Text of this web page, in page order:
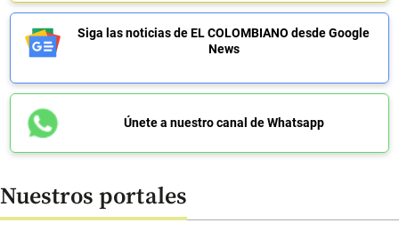
Siga las noticias de EL COLOMBIANO desde Google
News
Únete a nuestro canal de Whatsapp
Nuestros portales